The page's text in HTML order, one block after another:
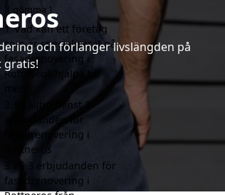
och förlänger livslängden på
gratis!
gömma
1 Vad kan ett företag
som är specialiserat på
fasadrenovering i
Rottneros hjälpa till
Få alltid minst 3
erbjudanden för
fasadrenovering i
Rottneros
3
Få 3 erbjudanden för
fasadrenovering i